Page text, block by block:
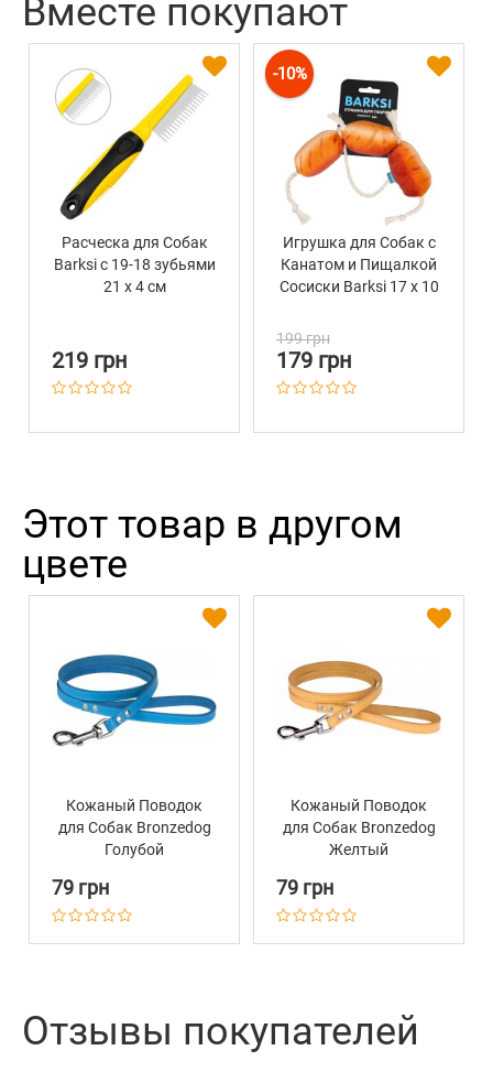
Вместе покупают
Расческа для Собак
Barksi с 19-18 зубьями
21 х 4 см
219 грн
-10%
Игрушка для Собак с
Канатом и Пищалкой
Сосиски Barksi 17 х 10
199 грн
179 грн
Этот товар в другом
цвете
Кожаный Поводок
для Собак Bronzedog
Голубой
79 грн
Кожаный Поводок
для Собак Bronzedog
Желтый
79 грн
Отзывы покупателей